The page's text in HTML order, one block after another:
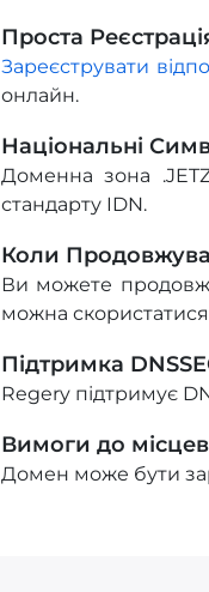
Проста
Зареєструвати
онлайн.
Національні
Доменна зона
стандарту IDN.
Коли
Ви можете
можна
Підтримка
Regery підтримує
Вимоги до
Домен може бути